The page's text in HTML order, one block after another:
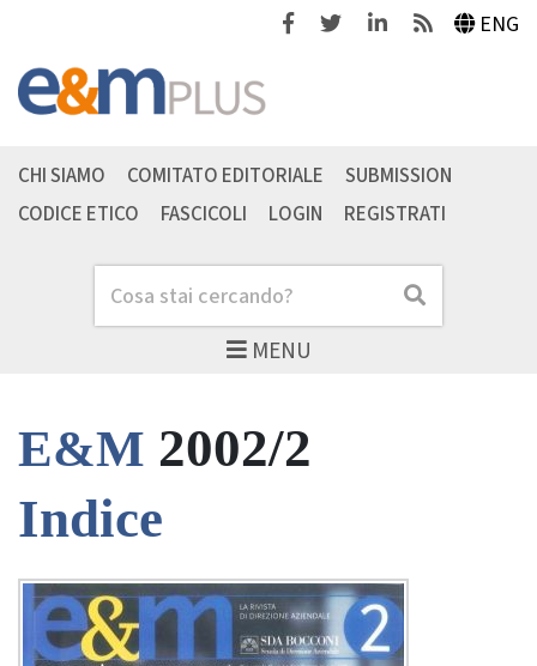
FacebookTwitterLinkedinFeeds ENG
MENU
Cerca Cerca
CHI SIAMO COMITATO EDITORIALE
SUBMISSION
CODICE ETICO
FASCICOLI LOGIN REGISTRATI
E&M 2002/2
Indice